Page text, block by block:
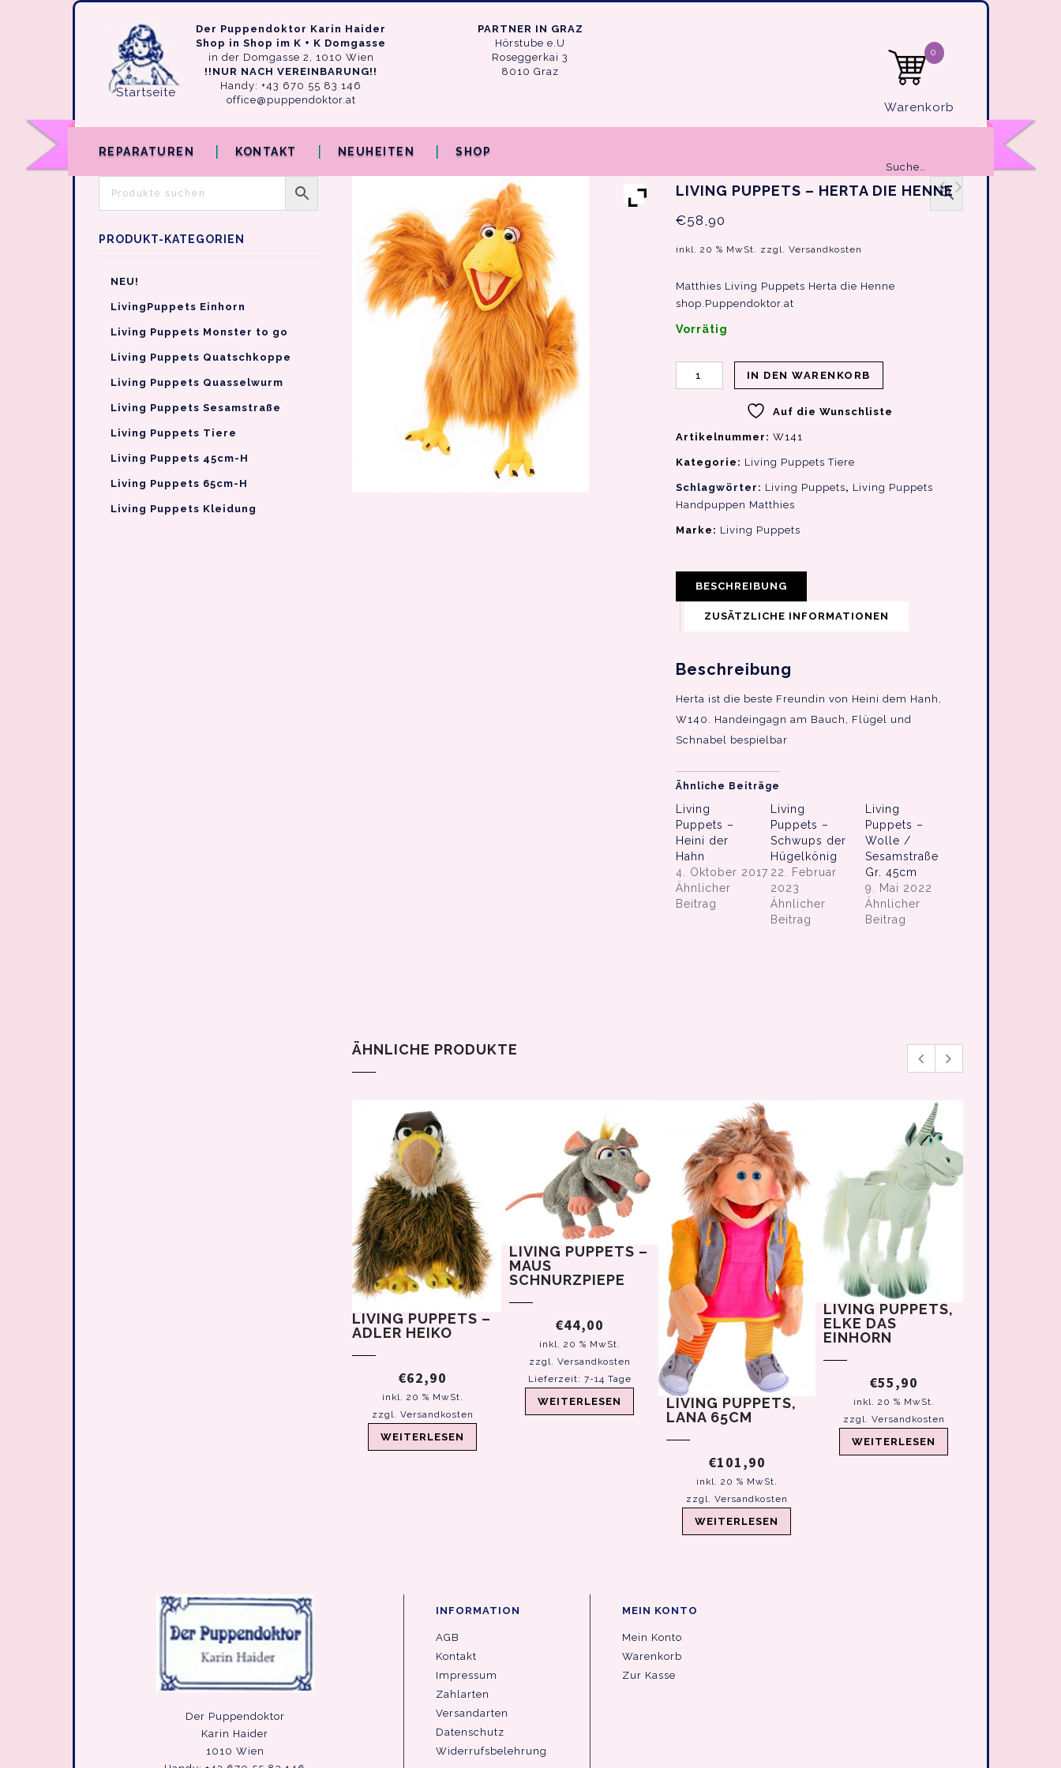
Der Puppendoktor Karin Haider
Shop in Shop im K + K Domgasse
in der Domgasse 2, 1010 Wien
!!NUR NACH VEREINBARUNG!!
Handy: +43 670 55 83 146
office@puppendoktor.at
Startseite
PARTNER IN GRAZ
Hörstube e.U
Roseggerkai 3
8010 Graz
0
Warenkorb
REPARATUREN KONTAKT NEUHEITEN SHOP
Suche…
LIVING PUPPETS – HERTA DIE HENNE
€58,90
inkl. 20 % MwSt. zzgl. Versandkosten
Matthies Living Puppets Herta die Henne
shop.Puppendoktor.at
Vorrätig
IN DEN WARENKORB
Auf die Wunschliste
Artikelnummer: W141
Kategorie: Living Puppets Tiere
Schlagwörter: Living Puppets, Living Puppets
Handpuppen Matthies
Marke: Living Puppets
BESCHREIBUNG
ZUSÄTZLICHE INFORMATIONEN
Beschreibung
Herta ist die beste Freundin von Heini dem Hanh,
W140. Handeingagn am Bauch, Flügel und
Schnabel bespielbar
Ähnliche Beiträge
Living
Puppets –
Heini der
Hahn
4. Oktober 2017
Ähnlicher
Beitrag
Living
Puppets –
Schwups der
Hügelkönig
22. Februar
2023
Ähnlicher
Beitrag
Living
Puppets –
Wolle /
Sesamstraße
Gr. 45cm
9. Mai 2022
Ähnlicher
Beitrag
ÄHNLICHE PRODUKTE
LIVING PUPPETS –
ADLER HEIKO
€62,90
inkl. 20 % MwSt.
zzgl. Versandkosten
WEITERLESEN
LIVING PUPPETS –
MAUS
SCHNURZPIEPE
€44,00
inkl. 20 % MwSt.
zzgl. Versandkosten
Lieferzeit: 7-14 Tage
WEITERLESEN
LIVING PUPPETS,
LANA 65CM
€101,90
inkl. 20 % MwSt.
zzgl. Versandkosten
WEITERLESEN
LIVING PUPPETS,
ELKE DAS
EINHORN
€55,90
inkl. 20 % MwSt.
zzgl. Versandkosten
WEITERLESEN
PRODUKT-KATEGORIEN
NEU!
LivingPuppets Einhorn
Living Puppets Monster to go
Living Puppets Quatschkoppe
Living Puppets Quasselwurm
Living Puppets Sesamstraße
Living Puppets Tiere
Living Puppets 45cm-H
Living Puppets 65cm-H
Living Puppets Kleidung
Der Puppendoktor
Karin Haider
1010 Wien
INFORMATION
AGB
Kontakt
Impressum
Zahlarten
Versandarten
Datenschutz
Widerrufsbelehrung
MEIN KONTO
Mein Konto
Warenkorb
Zur Kasse